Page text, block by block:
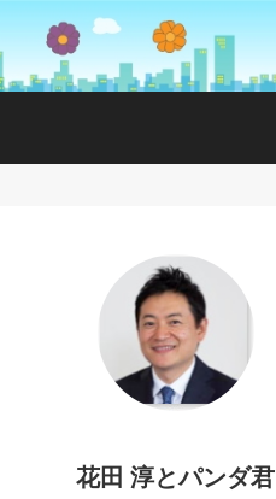
花田 淳とパンダ君